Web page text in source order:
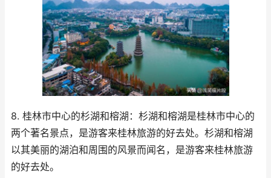
8. 桂林市中心的杉湖和榕湖：杉湖和榕湖是桂林市中心的
两个著名景点，是游客来桂林旅游的好去处。杉湖和榕湖
以其美丽的湖泊和周围的风景而闻名，是游客来桂林旅游
的好去处。